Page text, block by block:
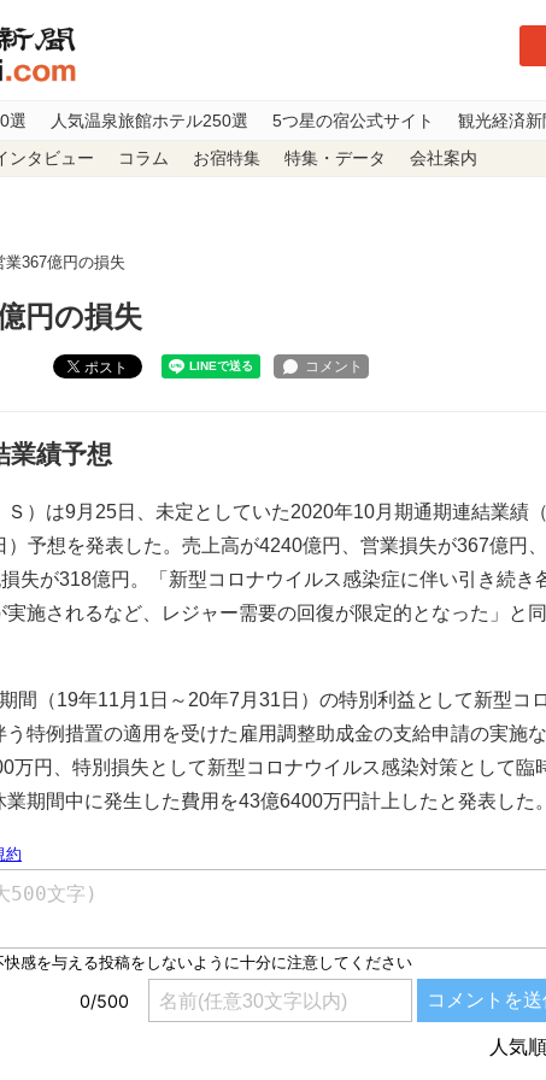
選 人気温泉旅館ホテル250選 5つ星の宿公式サイト 観光経済
ンタビュー コラム お宿特集 特集・データ 会社案内
業367億円の損失
円の損失
ポスト
業績予想
）は9月25日、未定としていた2020年10月期通期連結業績
予想を発表した。売上高が4240億円、営業損失が367億円
失が318億円。「新型コロナウイルス感染症に伴い引き続き
施されるなど、レジャー需要の回復が限定的となった」と同
間（19年11月1日～20年7月31日）の特別利益として新型コ
う特例措置の適用を受けた雇用調整助成金の支給申請の実施
万円、特別損失として新型コロナウイルス感染対策として臨
期間中に発生した費用を43億6400万円計上したと発表した。